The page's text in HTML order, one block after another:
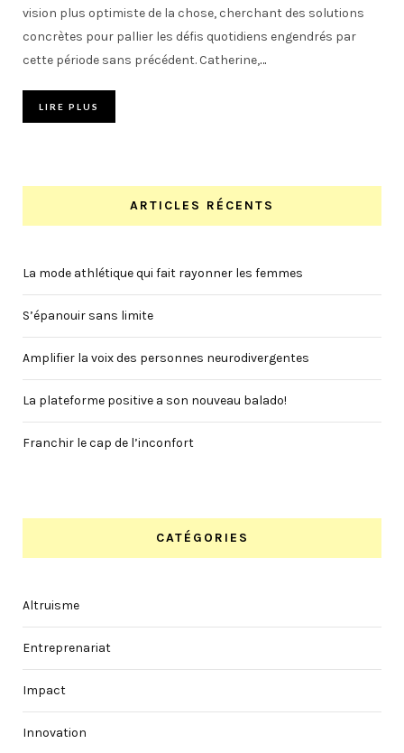
vision plus optimiste de la chose, cherchant des solutions
concrètes pour pallier les défis quotidiens engendrés par
cette période sans précédent. Catherine,…
LIRE PLUS
ARTICLES RÉCENTS
La mode athlétique qui fait rayonner les femmes
S’épanouir sans limite
Amplifier la voix des personnes neurodivergentes
La plateforme positive a son nouveau balado!
Franchir le cap de l’inconfort
CATÉGORIES
Altruisme
Entreprenariat
Impact
Innovation